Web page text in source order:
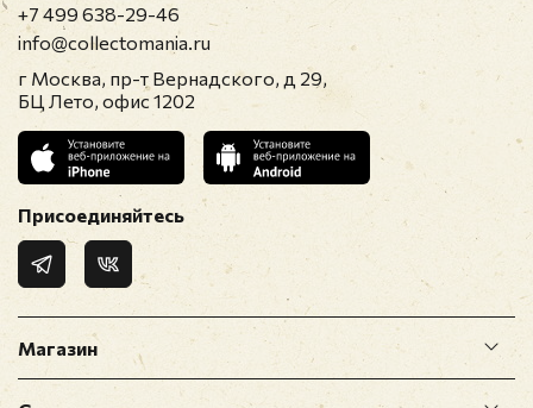
Перед публикацией отзывы проходят
Магазин
+7 499 638-29-46
info@collectomania.ru
г Москва, пр-т Вернадского, д 29,
БЦ Лето, офис 1202
Присоединяйтесь